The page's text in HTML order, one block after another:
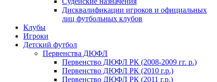
Дисквалификации игроков и официальных
лиц футбольных клубов
Клубы
Игроки
Детский футбол
Первенства ДЮФЛ
Первенство ДЮФЛ РК (2008-2009 гг. р.)
Первенство ДЮФЛ РК (2010 г.р.)
Первенство ДЮФЛ РК (2011 г.р.)